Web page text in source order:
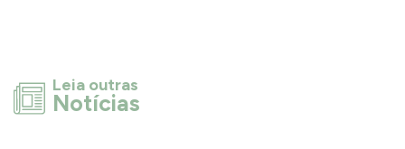
Leia outras
Notícias